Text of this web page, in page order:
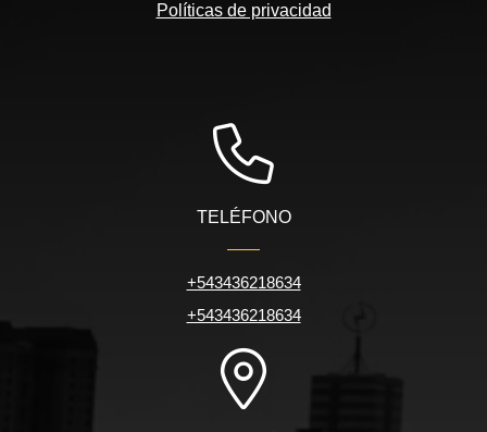
Políticas de privacidad
TELÉFONO
+543436218634
+543436218634